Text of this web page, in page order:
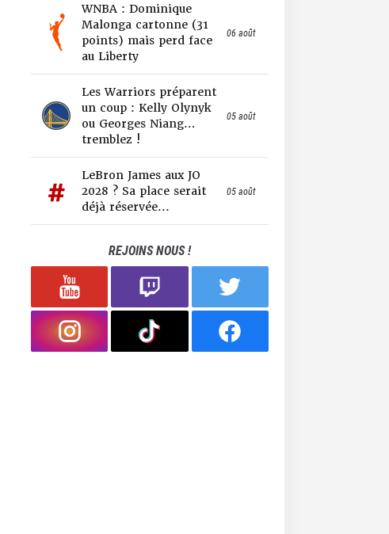
WNBA : Dominique
Malonga cartonne (31
points) mais perd face
au Liberty
06 août
Les Warriors préparent
un coup : Kelly Olynyk
ou Georges Niang…
tremblez !
05 août
LeBron James aux JO
2028 ? Sa place serait
déjà réservée...
05 août
REJOINS NOUS !